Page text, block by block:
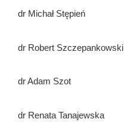
dr Michał Stępień
dr Robert Szczepankowski
dr Adam Szot
dr Renata Tanajewska